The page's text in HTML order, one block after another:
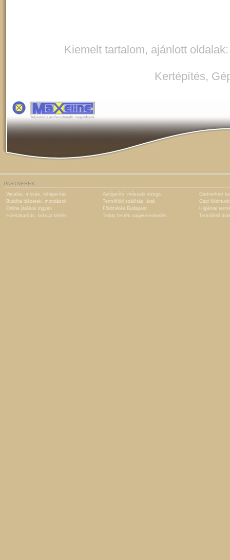
Kiemelt tartalom, ajánlott
Kertépítés,
PARTNEREK:
Vasalás, mosás, ruhajavítás Autójavító, műszaki vizsga
Gartnerkert
Buddha idézetek, mondások
Termőföld szállítás, árak
Gépi
Online játékok ingyen
Földmérés Budapest
Higiéniai
Hóeltakarítás, bobcat bérlés
Teddy festék nagykereskedés Termőföld